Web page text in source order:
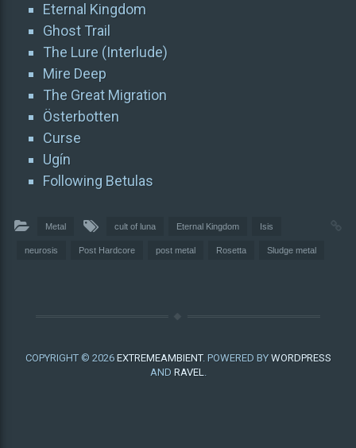
Eternal Kingdom
Ghost Trail
The Lure (Interlude)
Mire Deep
The Great Migration
Österbotten
Curse
Ugín
Following Betulas
Metal cult of luna Eternal Kingdom Isis
neurosis Post Hardcore post metal Rosetta Sludge metal
COPYRIGHT © 2026 EXTREMEAMBIENT. POWERED BY WORDPRESS
AND RAVEL.